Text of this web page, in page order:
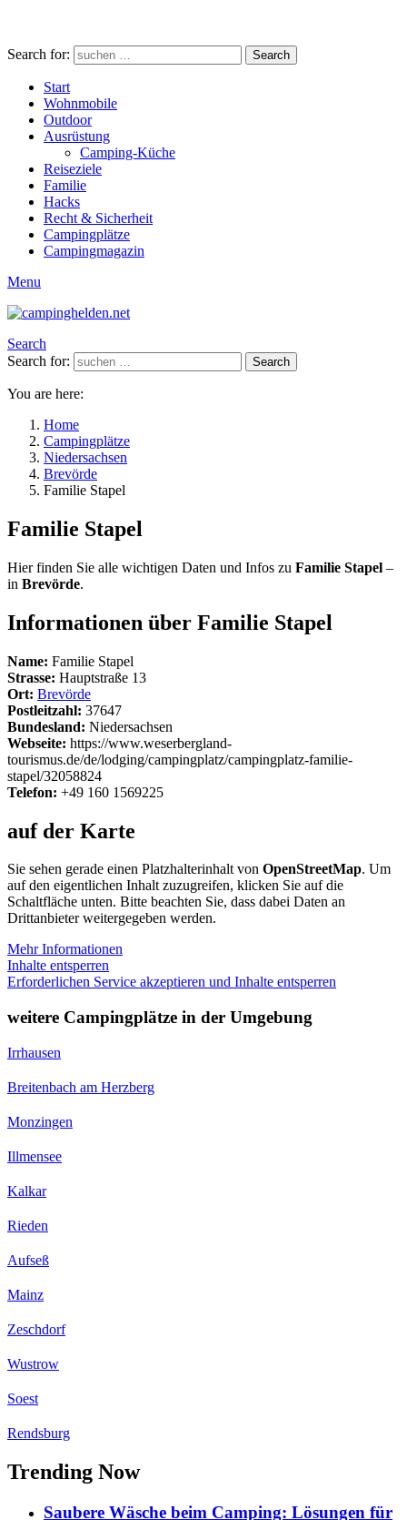
Search for: Search
Start
Wohnmobile
Outdoor
Ausrüstung
Camping-Küche
Reiseziele
Familie
Hacks
Recht & Sicherheit
Campingplätze
Campingmagazin
Menu
Search
Search for:
Search
You are here:
Home
Campingplätze
Niedersachsen
Brevörde
Familie Stapel
Familie Stapel
Hier finden Sie alle wichtigen Daten und Infos zu Familie Stapel –
in Brevörde.
Informationen über Familie Stapel
Name: Familie Stapel
Strasse: Hauptstraße 13
Ort: Brevörde
Postleitzahl: 37647
Bundesland: Niedersachsen
Webseite: https://www.weserbergland-
tourismus.de/de/lodging/campingplatz/campingplatz-familie-
stapel/32058824
Telefon: +49 160 1569225
auf der Karte
Sie sehen gerade einen Platzhalterinhalt von OpenStreetMap. Um
auf den eigentlichen Inhalt zuzugreifen, klicken Sie auf die
Schaltfläche unten. Bitte beachten Sie, dass dabei Daten an
Drittanbieter weitergegeben werden.
Mehr Informationen
Inhalte entsperren
Erforderlichen Service akzeptieren und Inhalte entsperren
weitere Campingplätze in der Umgebung
Irrhausen
Breitenbach am Herzberg
Monzingen
Illmensee
Kalkar
Rieden
Aufseß
Mainz
Zeschdorf
Wustrow
Soest
Rendsburg
Trending Now
Saubere Wäsche beim Camping: Lösungen für